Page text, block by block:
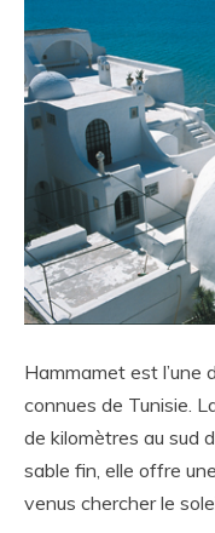
Hammamet est l’une
connues de Tunisie.
de kilomètres au sud
sable fin, elle offre
venus chercher le